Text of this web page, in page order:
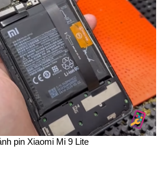
pin Xiaomi Mi 9 Lite